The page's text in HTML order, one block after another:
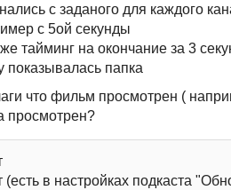
с заданого для каждого
с 5ой секунды
тайминг на окончание за 3
показывалась папка
что фильм просмотрен (
просмотрен?
(есть в настройках подкаста